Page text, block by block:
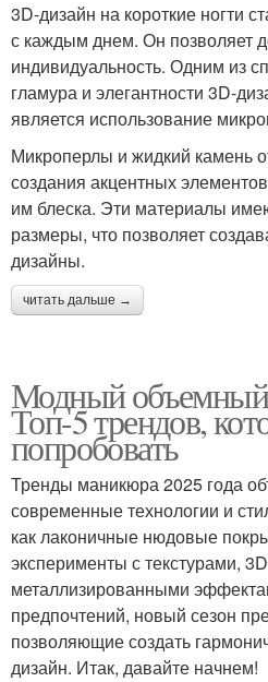
3D-дизайн на короткие ногти
с каждым днем. Он позволяет
индивидуальность. Одним из
гламура и элегантности 3D-
является использование
Микроперлы и жидкий камень
создания акцентных
им блеска. Эти материалы
размеры, что позволяет
дизайны.
читать дальше →
Модный
Топ-5 трендов,
попробовать
Тренды маникюра 2025 года
современные технологии и
как лаконичные нюдовые
эксперименты с текстурами,
металлизированными
предпочтений, новый сезон
позволяющие создать
дизайн. Итак, давайте начнем!